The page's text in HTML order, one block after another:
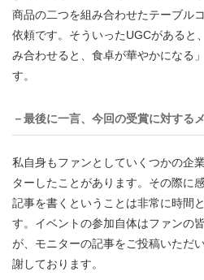
商品の二つを組み合わせたテーブル
依頼です。そういったUGCがあると
み合わせると、食卓が華やかになる
す。
－最後に一言、今回の受賞に対する
私自身もファンとしていくつかの企
ターしたことがあります。その際に
記事を書くということは非常に時間
す。イベントの参加自体はファンの
が、モニターの記事をご投稿いただ
謝しております。